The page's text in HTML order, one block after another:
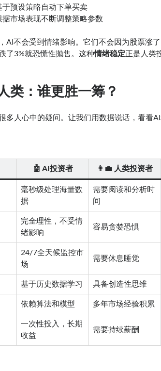
于预设策略自动下单买卖
据市场表现不断调整策略参数
AI不会受到情绪影响。它们不会因为股票涨
了3%就恐慌性抛售。这种情绪稳定正是人类
类：谁更胜一筹？
多人心中的疑问。让我们用数据说话，看看
🤖 AI投资者 👨‍💼 人类投资者
毫秒级处理海量数
据
需要阅读和分析时
间
完全理性，不受情
绪影响
容易贪婪恐惧
24/7全天候监控市
场
需要休息睡觉
基于历史数据学习 具备创造性思维
依赖算法和模型 多年市场经验积累
一次性投入，长期
收益
需要持续薪酬